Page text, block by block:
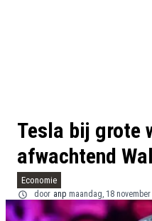
Tesla bij grote
afwachtend
Economie
door anp maandag, 18